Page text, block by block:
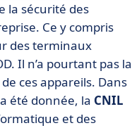
la sécurité des
Ce y compris
des terminaux
Il n’a pourtant pas la
ces appareils. Dans
été donnée, la CNIL
et des